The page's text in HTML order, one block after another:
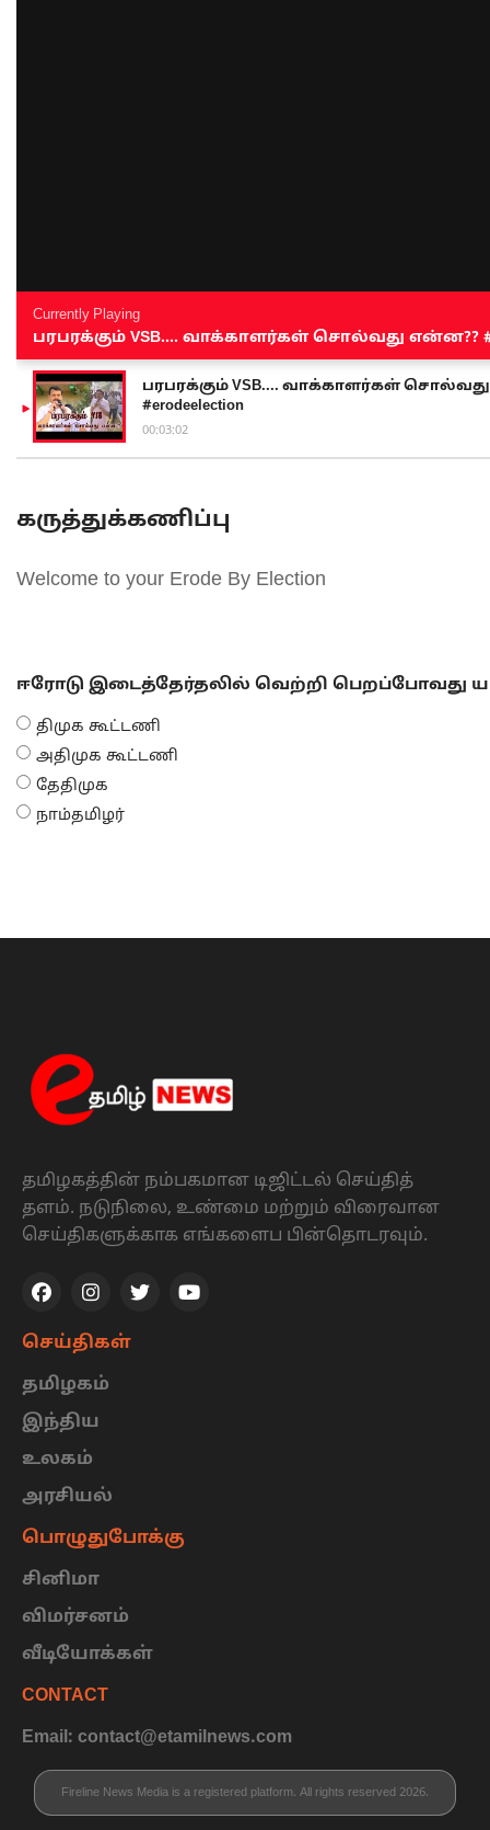
Currently Playing
பரபரக்கும் VSB.... வாக்காளர்கள் சொல்வது என்ன??
பரபரக்கும் VSB.... வாக்காளர்கள் சொல்வது
#erodeelection
00:03:02
கருத்துக்கணிப்பு
Welcome to your Erode By Election
ஈரோடு இடைத்தேர்தலில் வெற்றி பெறப்போவது
திமுக கூட்டணி
அதிமுக கூட்டணி
தேதிமுக
நாம்தமிழர்
தமிழகத்தின் நம்பகமான டிஜிட்டல் செய்தித்
தளம். நடுநிலை, உண்மை மற்றும் விரைவான
செய்திகளுக்காக எங்களைப பின்தொடரவும்.
செய்திகள்
தமிழகம்
இந்திய
உலகம்
அரசியல்
பொழுதுபோக்கு
சினிமா
விமர்சனம்
வீடியோக்கள்
CONTACT
Email: contact@etamilnews.com
Fireline News Media is a registered platform. All rights reserved 2026.